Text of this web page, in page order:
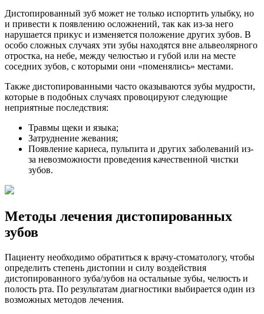
Дистопированный зуб может не только испортить улыбку, но
и привести к появлению осложнений, так как из-за него
нарушается прикус и изменяется положение других зубов. В
особо сложных случаях эти зубы находятся вне альвеолярного
отростка, на небе, между челюстью и губой или на месте
соседних зубов, с которыми они «поменялись» местами.
Также дистопированными часто оказываются зубы мудрости,
которые в подобных случаях провоцируют следующие
неприятные последствия:
Травмы щеки и языка;
Затруднение жевания;
Появление кариеса, пульпита и других заболеваний из-
за невозможности проведения качественной чистки
зубов.
Методы лечения дистопированных
зубов
Пациенту необходимо обратиться к врачу-стоматологу, чтобы
определить степень дистопии и силу воздействия
дистопированного зуба/зубов на остальные зубы, челюсть и
полость рта. По результатам диагностики выбирается один из
возможных методов лечения.